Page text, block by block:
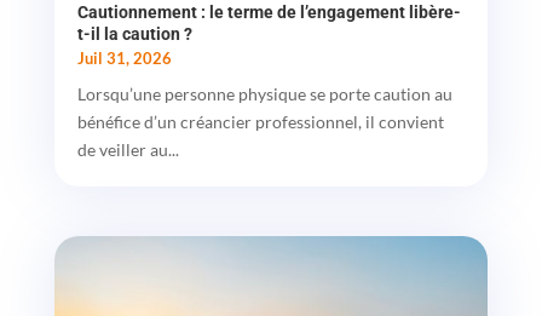
Cautionnement : le terme de l’engagement libère-
t-il la caution ?
Juil 31, 2026
Lorsqu’une personne physique se porte caution au
bénéfice d’un créancier professionnel, il convient
de veiller au...